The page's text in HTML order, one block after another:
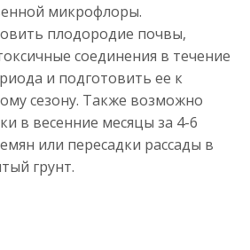
микрофлоры.
плодородие почвы,
соединения в течение
и подготовить ее к
сезону. Также возможно
в весенние месяцы за 4-6
или пересадки рассады в
грунт.